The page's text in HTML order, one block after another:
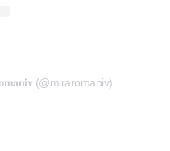
(@miraromaniv)